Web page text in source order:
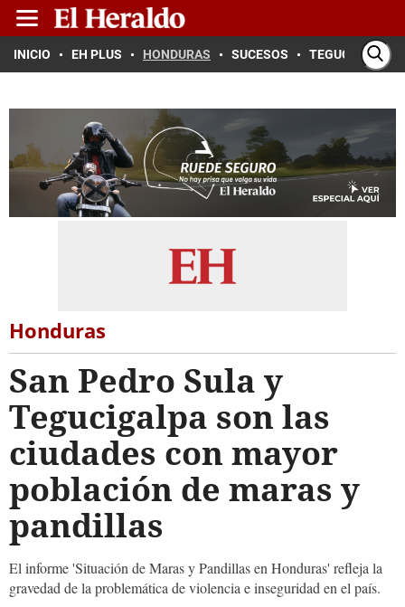
INICIO EH PLUS HONDURAS SUCESOS TEGUCIGALPA
Honduras
San Pedro Sula y
Tegucigalpa son las
ciudades con mayor
población de maras y
pandillas
El informe 'Situación de Maras y Pandillas en Honduras' refleja la
gravedad de la problemática de violencia e inseguridad en el país.